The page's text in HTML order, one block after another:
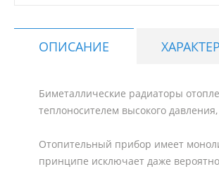
ОПИСАНИЕ
Биметаллические радиаторы
теплоносителем высокого
Отопительный прибор имеет
принципе исключает даже